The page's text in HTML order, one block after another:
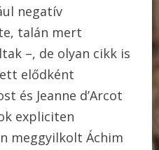
negatív
talán mert
–, de olyan cikk is
elődként
és Jeanne d’Arcot
expliciten
meggyilkolt Áchim